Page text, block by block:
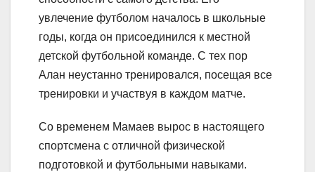
увлечение футболом началось в школьные
годы, когда он присоединился к местной
детской футбольной команде. С тех пор
Алан неустанно тренировался, посещая все
тренировки и участвуя в каждом матче.
Со временем Мамаев вырос в настоящего
спортсмена с отличной физической
подготовкой и футбольными навыками.